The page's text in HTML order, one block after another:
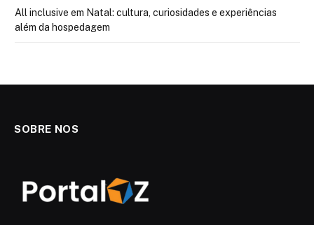
All inclusive em Natal: cultura, curiosidades e experiências
além da hospedagem
SOBRE NOS